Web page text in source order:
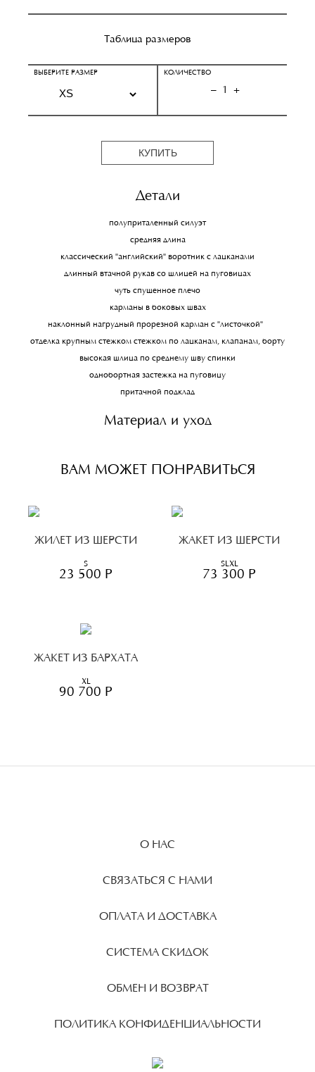
Таблица размеров
ВЫБЕРИТЕ РАЗМЕР КОЛИЧЕСТВО
– 1 +
КУПИТЬ
Детали
полуприталенный силуэт
средняя длина
классический "английский" воротник с лацканами
длинный втачной рукав со шлицей на пуговицах
чуть спущенное плечо
карманы в боковых швах
наклонный нагрудный прорезной карман с "листочкой"
отделка крупным стежком стежком по лацканам, клапанам, борту
высокая шлица по среднему шву спинки
однобортная застежка на пуговицу
притачной подклад
Материал и уход
ВАМ МОЖЕТ ПОНРАВИТЬСЯ
ЖИЛЕТ ИЗ ШЕРСТИ
23 500 Р
S
ЖАКЕТ ИЗ ШЕРСТИ
73 300 Р
SLXL
ЖАКЕТ ИЗ БАРХАТА
90 700 Р
XL
О НАС
СВЯЗАТЬСЯ С НАМИ
ОПЛАТА И ДОСТАВКА
СИСТЕМА СКИДОК
ОБМЕН И ВОЗВРАТ
ПОЛИТИКА КОНФИДЕНЦИАЛЬНОСТИ